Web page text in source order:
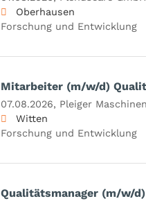
Oberhausen
Forschung und Entwicklung
Mitarbeiter (m/w/d)
07.08.2026, Pleiger
Witten
Forschung und Entwicklung
Qualitätsmanager (m/w/d)